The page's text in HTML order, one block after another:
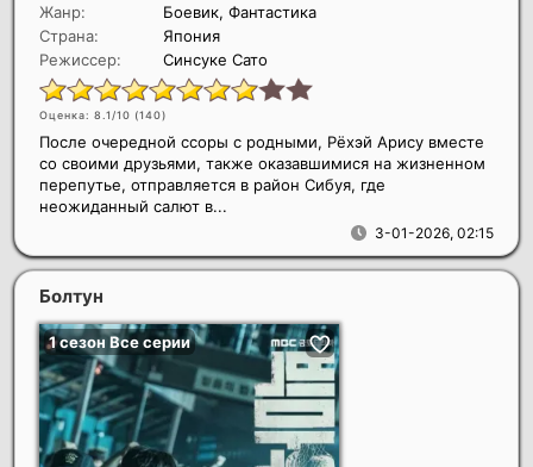
Жанр:
Боевик, Фантастика
Страна:
Япония
Режиссер:
Синсуке Сато
Оценка: 8.1/10 (140)
3-01-2026, 02:15
После очередной ссоры с родными, Рёхэй Арису вместе
со своими друзьями, также оказавшимися на жизненном
перепутье, отправляется в район Сибуя, где
неожиданный салют в...
Болтун